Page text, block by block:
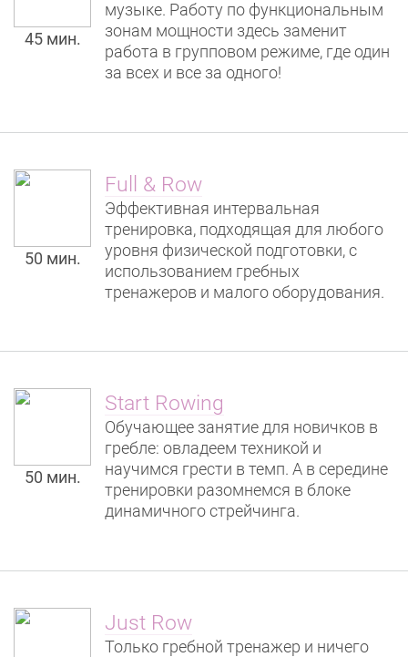
45 мин.
музыке. Работу по функциональным
зонам мощности здесь заменит
работа в групповом режиме, где один
за всех и все за одного!
50 мин.
Full & Row
Эффективная интервальная
тренировка, подходящая для любого
уровня физической подготовки, с
использованием гребных
тренажеров и малого оборудования.
50 мин.
Start Rowing
Обучающее занятие для новичков в
гребле: овладеем техникой и
научимся грести в темп. А в середине
тренировки разомнемся в блоке
динамичного стрейчинга.
Just Row
Только гребной тренажер и ничего